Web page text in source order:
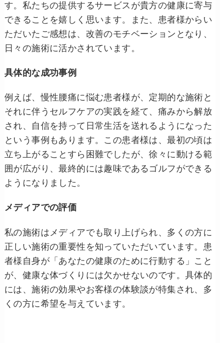
す。私たちの提供するサービスが貴方の健康に寄与
できることを嬉しく思います。また、患者様からい
ただいたご感想は、改善のモチベーションとなり、
日々の施術に活かされています。
具体的な成功事例
例えば、慢性腰痛に悩む患者様が、定期的な施術と
それに伴うセルフケアの実践を経て、痛みから解放
され、自信を持って日常生活を送れるようになった
という事例もあります。この患者様は、最初の頃は
立ち上がることすら困難でしたが、徐々に動ける範
囲が広がり、最終的には趣味であるゴルフができる
ようになりました。
メディアでの評価
私の施術はメディアでも取り上げられ、多くの方に
正しい施術の重要性を知っていただいています。患
者様自身が「あなたの健康のために行動する」こと
が、健康な体づくりには欠かせないのです。具体的
には、施術の効果やお客様の体験談が特集され、多
くの方に希望を与えています。